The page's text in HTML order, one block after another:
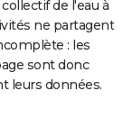
de l'eau à
ne partagent
: les
sont donc
leurs données.